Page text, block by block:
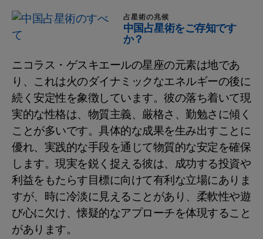
占星術の兆候
中国占星術をご存知です
か？
ニコラス・ゲスキエールの星座の元素は地であ
り、これは火のダイナミックなエネルギーの後に
続く安定性を象徴しています。彼の落ち着いて現
実的な性格は、物質主義、厳格さ、勤勉さに傾く
ことが多いです。具体的な成果を生み出すことに
優れ、実践的な手段を通じて物質的な安定を確保
します。現実を鋭く捉える彼は、成功する投資や
利益をもたらす目標に向けて有利な立場にありま
すが、時に冷淡に見えることがあり、柔軟性や遊
び心に欠け、懐疑的なアプローチを体現すること
があります。